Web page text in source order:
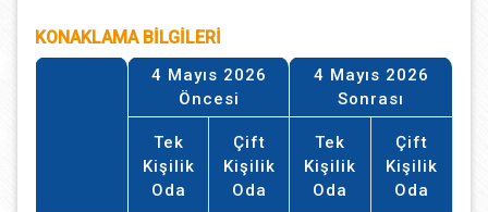
KONAKLAMA BİLGİLERİ
4 Mayıs 2026
Öncesi
4 Mayıs 2026
Sonrası
Tek
Kişilik
Oda
Çift
Kişilik
Oda
Tek
Kişilik
Oda
Çift
Kişilik
Oda